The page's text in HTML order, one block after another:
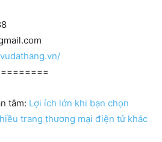
tâm: Lợi ích lớn khi bạn chọn
trang thương mại điện tử khác